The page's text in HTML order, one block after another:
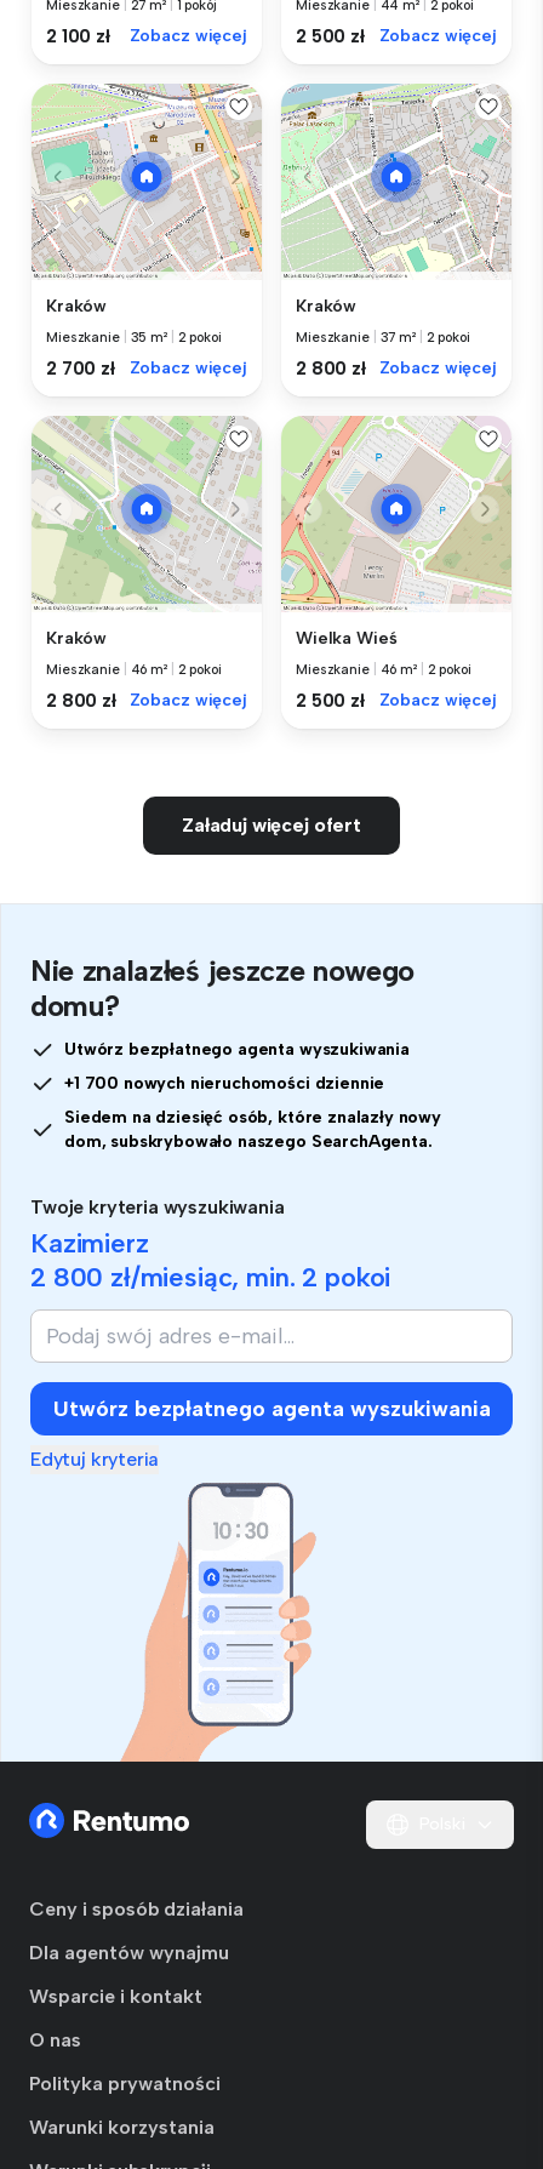
Mieszkanie 27 m² 1 pokój
2 100 zł Zobacz więcej
Mieszkanie 44 m² 2 pokoi
2 500 zł Zobacz więcej
Kraków
Mieszkanie 35 m² 2 pokoi
2 700 zł Zobacz więcej
Kraków
Mieszkanie 37 m² 2 pokoi
2 800 zł Zobacz więcej
Kraków
Mieszkanie 46 m² 2 pokoi
2 800 zł Zobacz więcej
Wielka Wieś
Mieszkanie 46 m² 2 pokoi
2 500 zł Zobacz więcej
Załaduj więcej ofert
Nie znalazłeś jeszcze nowego
domu?
Utwórz bezpłatnego agenta wyszukiwania
+1 700 nowych nieruchomości dziennie
Siedem na dziesięć osób, które znalazły nowy
dom, subskrybowało naszego SearchAgenta.
Twoje kryteria wyszukiwania
Kazimierz
2 800 zł/miesiąc, min. 2 pokoi
Utwórz bezpłatnego agenta wyszukiwania
Edytuj kryteria
Ceny i sposób działania
Dla agentów wynajmu
Wsparcie i kontakt
O nas
Polityka prywatności
Warunki korzystania